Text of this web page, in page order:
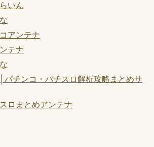
いん
アンテナ
テナ
パチンコ・パチスロ解析攻略まとめサ
ロまとめアンテナ